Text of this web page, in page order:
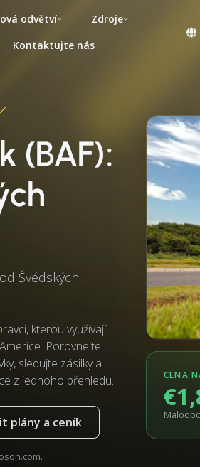
odvětví
Zdroje
Kontaktujte nás
(BAF):
Švédských
kterou využívají
Porovnejte
sledujte zásilky a
z jednoho přehledu.
plány a ceník
.
CENA